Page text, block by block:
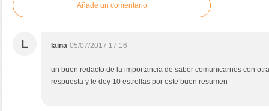
Añade un comentario
L laina 05/07/2017 17:16
un buen redacto de la importancia de saber comunicarnos con
respuesta y le doy 10 estrellas por este buen resumen